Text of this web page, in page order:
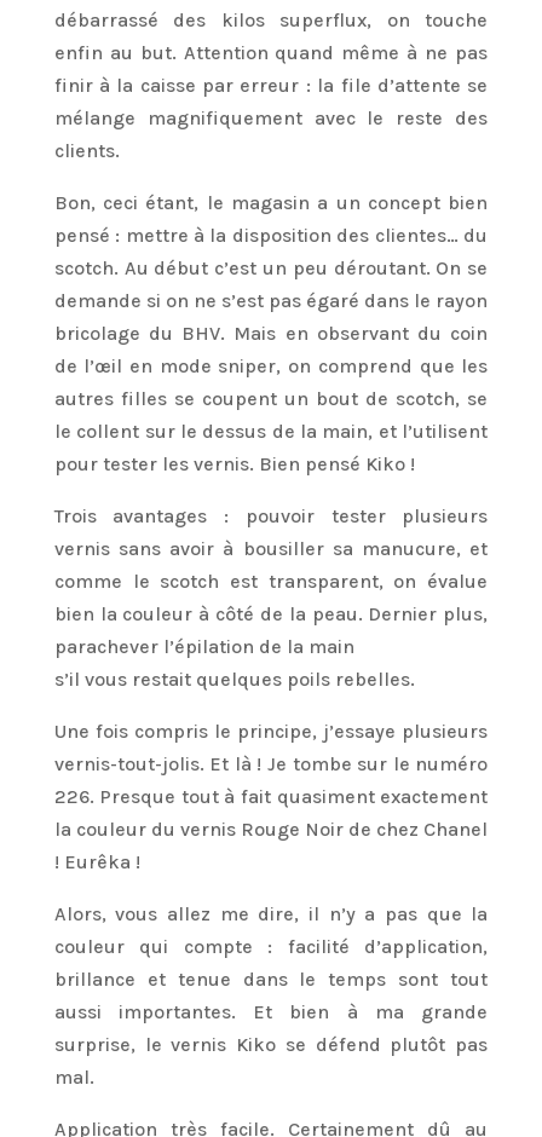
débarrassé des kilos superflux, on touche
enfin au but. Attention quand même à ne pas
finir à la caisse par erreur : la file d’attente se
mélange magnifiquement avec le reste des
clients.
Bon, ceci étant, le magasin a un concept bien
pensé : mettre à la disposition des clientes… du
scotch. Au début c’est un peu déroutant. On se
demande si on ne s’est pas égaré dans le rayon
bricolage du BHV. Mais en observant du coin
de l’œil en mode sniper, on comprend que les
autres filles se coupent un bout de scotch, se
le collent sur le dessus de la main, et l’utilisent
pour tester les vernis. Bien pensé Kiko !
Trois avantages : pouvoir tester plusieurs
vernis sans avoir à bousiller sa manucure, et
comme le scotch est transparent, on évalue
bien la couleur à côté de la peau. Dernier plus,
parachever l’épilation de la main
s’il vous restait quelques poils rebelles.
Une fois compris le principe, j’essaye plusieurs
vernis-tout-jolis. Et là ! Je tombe sur le numéro
226. Presque tout à fait quasiment exactement
la couleur du vernis Rouge Noir de chez Chanel
! Eurêka !
Alors, vous allez me dire, il n’y a pas que la
couleur qui compte : facilité d’application,
brillance et tenue dans le temps sont tout
aussi importantes. Et bien à ma grande
surprise, le vernis Kiko se défend plutôt pas
mal.
Application très facile. Certainement dû au